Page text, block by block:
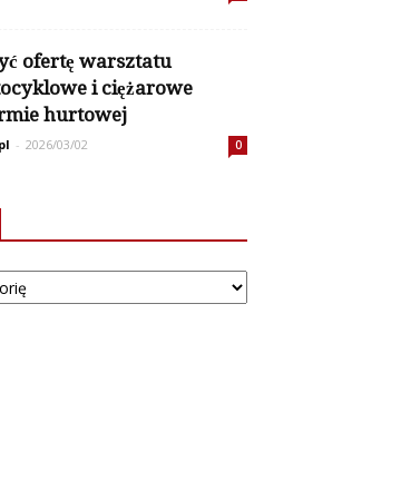
ofertę warsztatu
i ciężarowe
hurtowej
- 2026/03/02 0